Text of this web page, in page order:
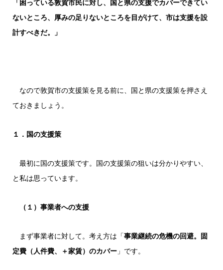
「困っている敦賀市民に対し、国と県の支援でカバーできてい
ないところ、厚みの足りないところを目がけて、市は支援を設
計すべきだ。」
なので敦賀市の支援策を見る前に、国と県の支援策を押さえ
ておきましょう。
１．国の支援策
最初に国の支援策です。国の支援策の狙いは分かりやすい、
と私は思っています。
（１）事業者への支援
まず事業者に対して。考え方は「事業継続の危機の回避。固
定費（人件費、＋家賃）のカバー 」です。